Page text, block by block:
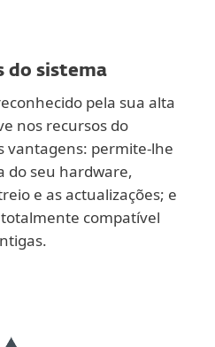
do sistema
pela sua alta
nos recursos do
vantagens: permite-lhe
do seu hardware,
e as actualizações; e
totalmente compatível